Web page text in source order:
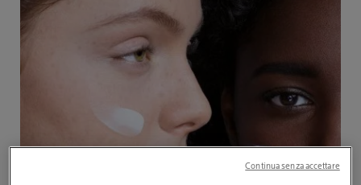
Continua senza accettare